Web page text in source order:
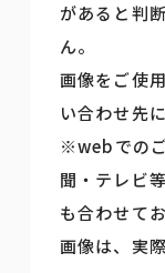
があると判
ん。
画像をご使
い合わせ先
※webでの
聞・テレビ
も合わせて
画像は、実